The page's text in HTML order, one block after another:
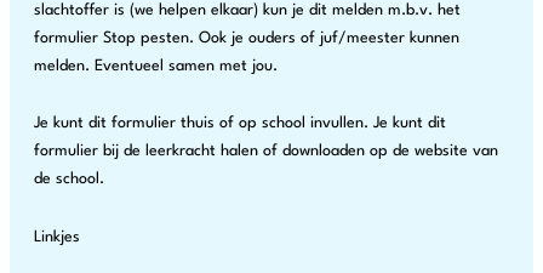
slachtoffer is (we helpen elkaar) kun je dit melden m.b.v. het
formulier Stop pesten. Ook je ouders of juf/meester kunnen
melden. Eventueel samen met jou.
Je kunt dit formulier thuis of op school invullen. Je kunt dit
formulier bij de leerkracht halen of downloaden op de website van
de school.
Linkjes